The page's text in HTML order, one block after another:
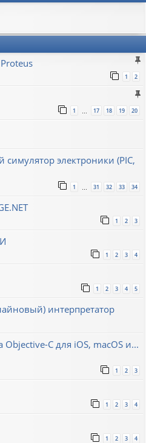
u
1 2
1 … 17 18 19 20
симулятор электроники (PIC,
1 31 32 33 34
1 2 3
1 2 3 4
1 2 3 4 5
интерпретатор
C для iOS, macOS и...
1 2 3
1 2 3 4
1 2 3 4